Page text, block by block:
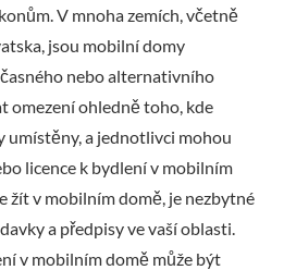
V mnoha zemích, včetně
jsou mobilní domy
nebo alternativního
omezení ohledně toho, kde
umístěny, a jednotlivci mohou
licence k bydlení v mobilním
žít v mobilním domě, je nezbytné
a předpisy ve vaší oblasti.
v mobilním domě může být